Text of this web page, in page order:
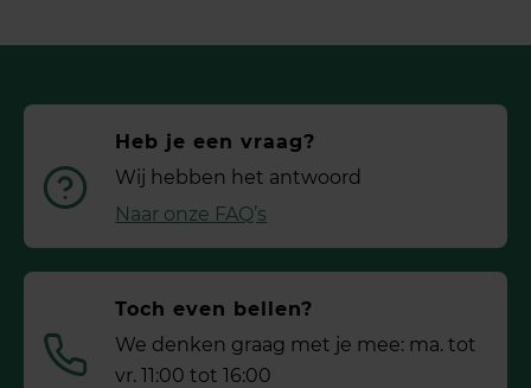
Heb je een vraag?
Wij hebben het antwoord
Naar onze FAQ’s
Toch even bellen?
We denken graag met je mee: ma. tot
vr. 11:00 tot 16:00